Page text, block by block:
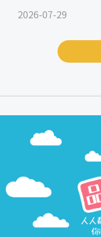
2026-07-29